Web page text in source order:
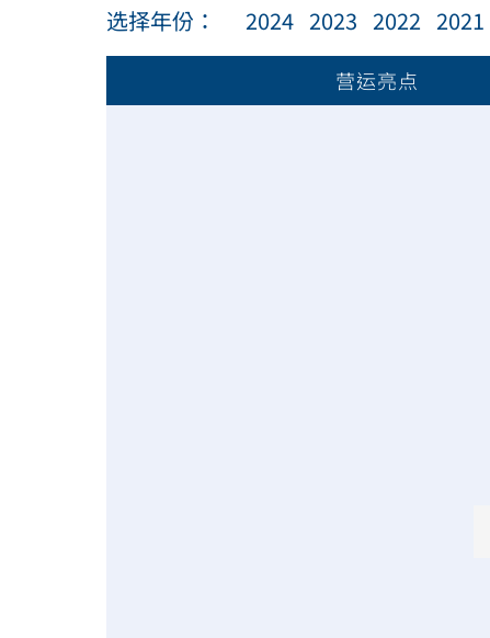
选择年份： 2024 2023 2022 2021
营运亮点